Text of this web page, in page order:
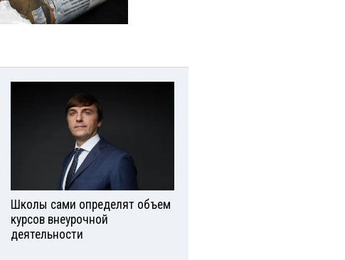
Школы сами определят объем
курсов внеурочной
деятельности